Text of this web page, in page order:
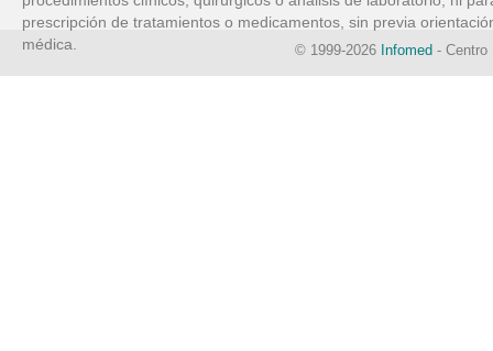
prescripción de tratamientos o medicamentos, sin previa
médica.
© 1999-2026 Infomed - Centro